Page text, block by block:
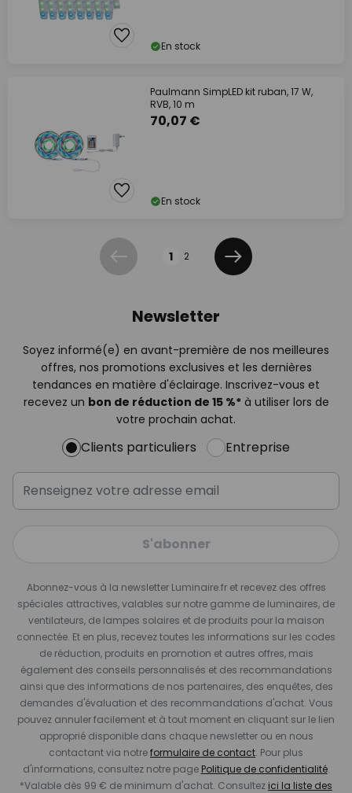
En stock
Paulmann SimpLED kit ruban, 17 W,
RVB, 10 m
70,07 €
En stock
Précédent 1 2
Suivant
Newsletter
Soyez informé(e) en avant-première de nos meilleures
offres, nos promotions exclusives et les dernières
tendances en matière d'éclairage. Inscrivez-vous et
recevez un bon de réduction de 15 %*à utiliser lors de
votre prochain achat.
Clients particuliers Entreprise
S'abonner
Abonnez-vous à la newsletter Luminaire.fr et recevez des offres
spéciales attractives, valables sur notre gamme de luminaires, de
ventilateurs, de lampes solaires et de produits pour la maison
connectée. Et en plus, recevez toutes les informations sur les codes
de réduction, produits en promotion et autres offres, mais
également des conseils personnalisés et des recommandations
ainsi que des informations de nos partenaires, des enquêtes, des
demandes d'évaluation et des recommandations d'achat. Vous
pouvez annuler facilement et à tout moment en cliquant sur le lien
approprié disponible dans chaque newsletter ou en nous
contactant via notreformulaire de contact. Pour plus
d'informations, consultez notre page Politique de confidentialité.
*Valable dès 99 € de minimum d'achat. Consultez ici la liste des